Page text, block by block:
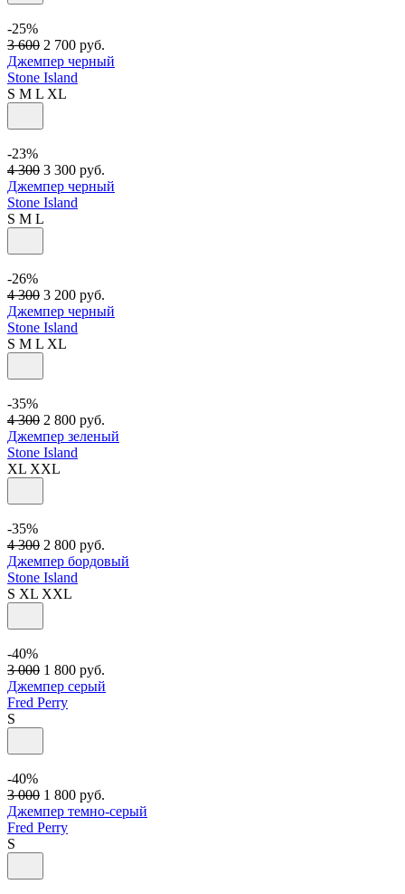
-25%
3 600 2 700 руб.
Джемпер черный
Stone Island
S M L XL
-23%
4 300 3 300 руб.
Джемпер черный
Stone Island
S M L
-26%
4 300 3 200 руб.
Джемпер черный
Stone Island
S M L XL
-35%
4 300 2 800 руб.
Джемпер зеленый
Stone Island
XL XXL
-35%
4 300 2 800 руб.
Джемпер бордовый
Stone Island
S XL XXL
-40%
3 000 1 800 руб.
Джемпер серый
Fred Perry
S
-40%
3 000 1 800 руб.
Джемпер темно-серый
Fred Perry
S